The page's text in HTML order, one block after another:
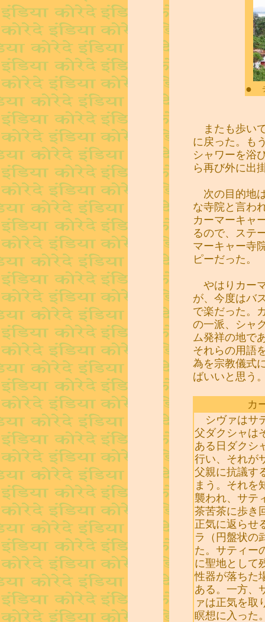
●
またも歩い
に戻った。も
シャワーを浴
ら再び外に出
次の目的地
な寺院と言わ
カーマーキャ
るので、ステ
マーキャー寺
ピーだった。
やはりカー
が、今度はバ
で楽だった。
の一派、シャ
ム発祥の地で
それらの用語
為を宗教儀式
ばいいと思う
カ
シヴァはサ
父ダクシャは
ある日ダクシ
行い、それが
父親に抗議す
まう。それを
襲われ、サテ
茶苦茶に歩き
正気に返らせ
ラ（円盤状の
た。サティー
に聖地として
性器が落ちた
ある。一方、
ァは正気を取
瞑想に入った